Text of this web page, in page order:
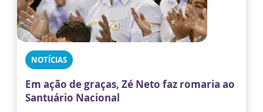
NOTÍCIAS
Em ação de graças, Zé Neto faz romaria ao
Santuário Nacional